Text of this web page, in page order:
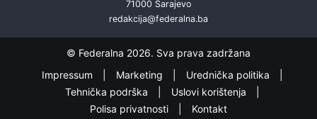
71000 Sarajevo
redakcija@federalna.ba
© Federalna 2026. Sva prava zadržana
Impressum
Marketing
Urednička politika
Tehnička podrška
Uslovi korištenja
Polisa privatnosti
Kontakt